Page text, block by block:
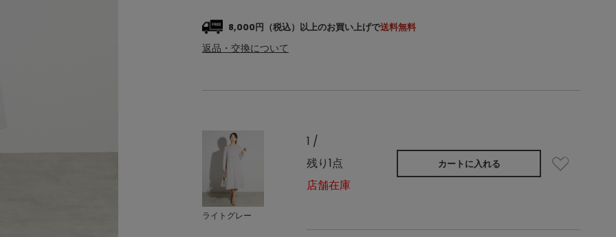
8,000円（税込）以上のお買い上げで送料無料
返品・交換について
ライトグレー
1 /
残り1点
店舗在庫
カートに入れる